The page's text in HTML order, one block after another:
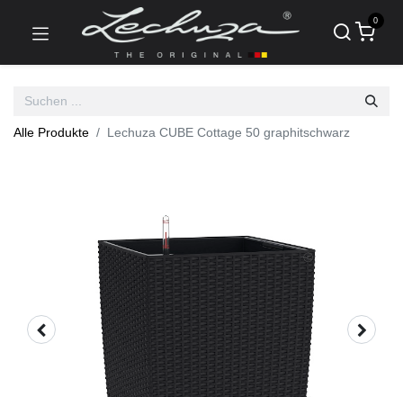
0
Alle Produkte Lechuza CUBE Cottage 50 graphitschwarz